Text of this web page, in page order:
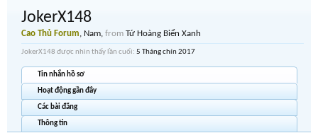
JokerX148
Cao Thủ Forum, Nam, from Tứ Hoàng Biển Xanh
JokerX148 được nhìn thấy lần cuối: 5 Tháng chín 2017
Tin nhắn hồ sơ
Hoạt động gần đây
Các bài đăng
Thông tin